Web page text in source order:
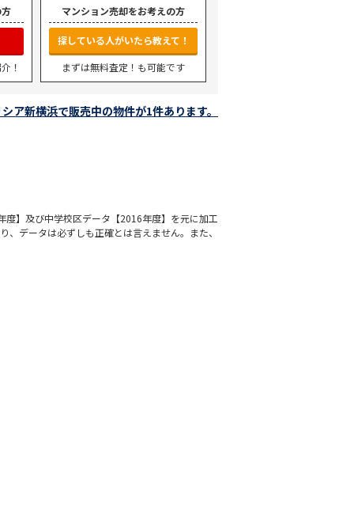
！
マンション売却をお考えの方
探している人がいたら教えて！
まずは無料査定！も可能です
ア新横浜で販売中の物件が1件あります。
】及び中学校区データ【2016年度】を元に加工
データは必ずしも正確とは言えません。また、